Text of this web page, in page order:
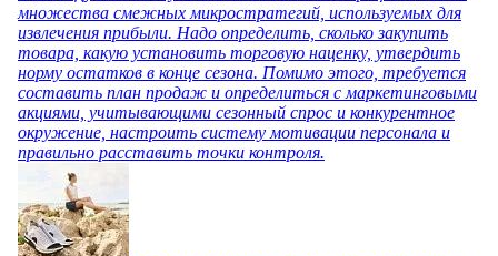
множества смежных микростратегий, используемых для
извлечения прибыли. Надо определить, сколько закупить
товара, какую установить торговую наценку, утвердить
норму остатков в конце сезона. Помимо этого, требуется
составить план продаж и определиться с маркетинговыми
акциями, учитывающими сезонный спрос и конкурентное
окружение, настроить систему мотивации персонала и
правильно расставить точки контроля.